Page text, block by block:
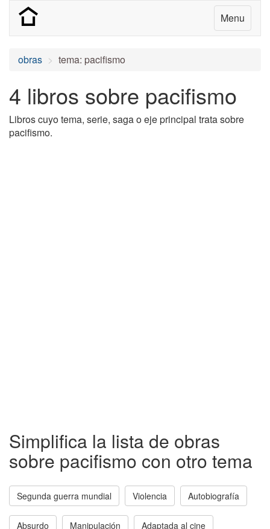
Menu
obras tema: pacifismo
4 libros sobre pacifismo
Libros cuyo tema, serie, saga o eje principal trata sobre
pacifismo.
Simplifica la lista de obras
sobre pacifismo con otro tema
Segunda guerra mundial Violencia Autobiografía
Absurdo Manipulación Adaptada al cine